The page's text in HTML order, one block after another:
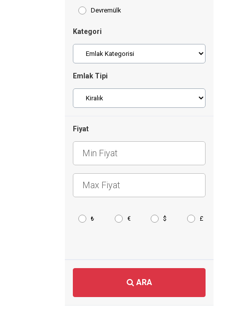
Devremülk
Kategori
Emlak Tipi
Fiyat
₺ € $ £
ARA